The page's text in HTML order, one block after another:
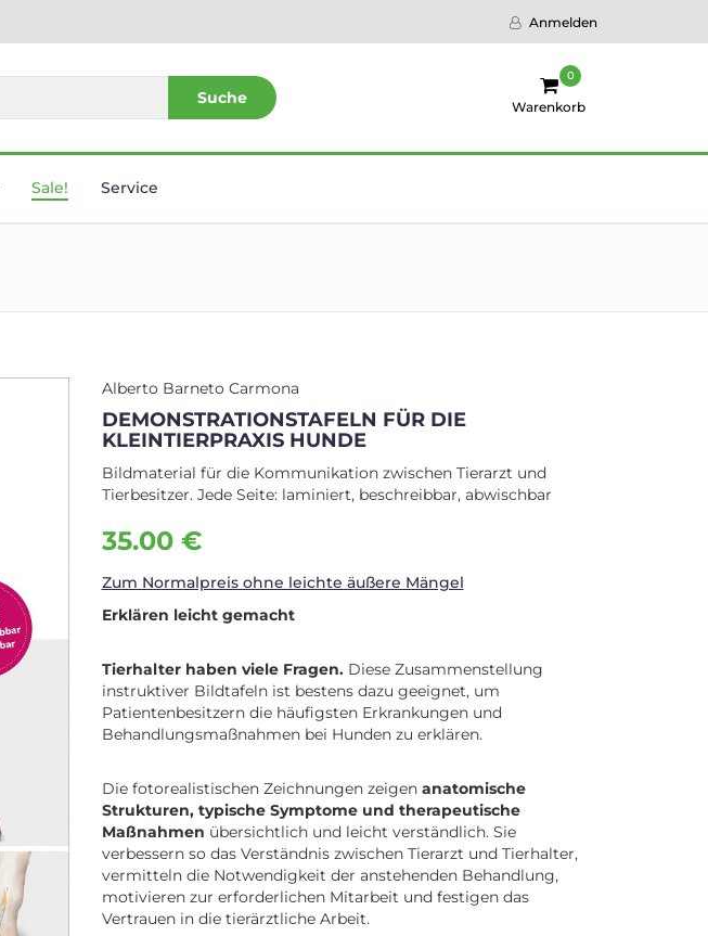
Anmelden
Suche Warenkorb
0
Sale! Service
Alberto Barneto Carmona
DEMONSTRATIONSTAFELN FÜR DIE
KLEINTIERPRAXIS HUNDE
Bildmaterial für die Kommunikation zwischen Tierarzt und
Tierbesitzer. Jede Seite: laminiert, beschreibbar, abwischbar
35.00 €
Zum Normalpreis ohne leichte äußere Mängel
Erklären leicht gemacht
Tierhalter haben viele Fragen.Diese Zusammenstellung
instruktiver Bildtafeln ist bestens dazu geeignet, um
Patientenbesitzern die häufigsten Erkrankungen und
Behandlungsmaßnahmen bei Hunden zu erklären.
Die fotorealistischen Zeichnungen zeigenanatomische
Strukturen, typische Symptome und therapeutische
Maßnahmen übersichtlich und leicht verständlich. Sie
verbessern so das Verständnis zwischen Tierarzt und Tierhalter,
vermitteln die Notwendigkeit der anstehenden Behandlung,
motivieren zur erforderlichen Mitarbeit und festigen das
Vertrauen in die tierärztliche Arbeit.